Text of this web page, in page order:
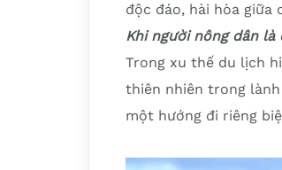
độc đáo, hài hòa giữa
Khi người nông dân
Trong xu thế du lịch
thiên nhiên trong
một hướng đi riêng